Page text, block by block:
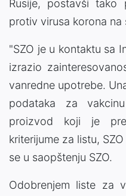
Rusije, postavši tako
protiv virusa korona na
"SZO je u kontaktu sa
izrazio
vanredne upotrebe.
podataka za
proizvod koji je
kriterijume za listu,
se u saopštenju SZO.
Odobrenjem liste za